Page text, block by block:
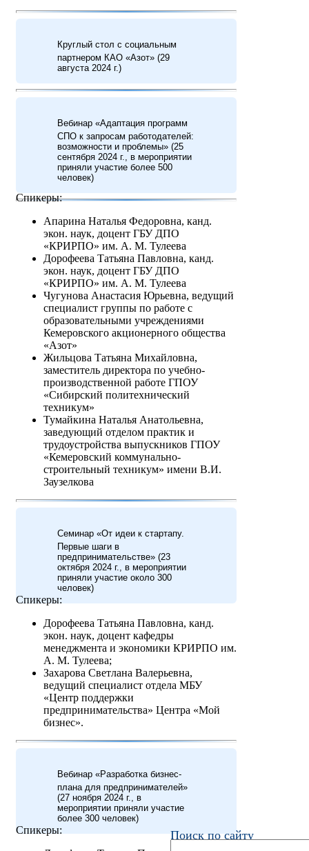
Поиск по сайту
Круглый стол с социальным
партнером КАО «Азот» (29
августа 2024 г.)
Вебинар «Адаптация программ
СПО к запросам работодателей:
возможности и проблемы» (25
сентября 2024 г., в мероприятии
приняли участие более 500
человек)
Спикеры:
Апарина Наталья Федоровна, канд.
экон. наук, доцент ГБУ ДПО
«КРИРПО» им. А. М. Тулеева
Дорофеева Татьяна Павловна, канд.
экон. наук, доцент ГБУ ДПО
«КРИРПО» им. А. М. Тулеева
Чугунова Анастасия Юрьевна, ведущий
специалист группы по работе с
образовательными учреждениями
Кемеровского акционерного общества
«Азот»
Жильцова Татьяна Михайловна,
заместитель директора по учебно-
производственной работе ГПОУ
«Сибирский политехнический
техникум»
Тумайкина Наталья Анатольевна,
заведующий отделом практик и
трудоустройства выпускников ГПОУ
«Кемеровский коммунально-
строительный техникум» имени В.И.
Заузелкова
Семинар «От идеи к стартапу.
Первые шаги в
предпринимательстве» (23
октября 2024 г., в мероприятии
приняли участие около 300
человек)
Спикеры:
Дорофеева Татьяна Павловна, канд.
экон. наук, доцент кафедры
менеджмента и экономики КРИРПО им.
А. М. Тулеева;
Захарова Светлана Валерьевна,
ведущий специалист отдела МБУ
«Центр поддержки
предпринимательства» Центра «Мой
бизнес».
Вебинар «Разработка бизнес-
плана для предпринимателей»
(27 ноября 2024 г., в
мероприятии приняли участие
более 300 человек)
Спикеры: